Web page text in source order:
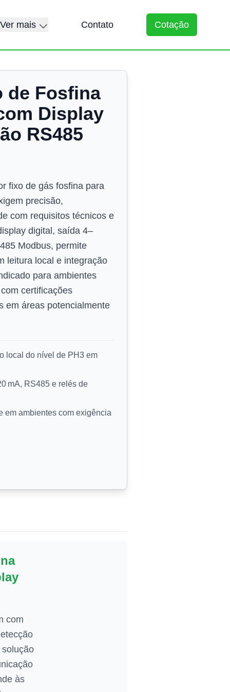
Ver mais Contato Cotação
de Fosfina
Display
RS485
fixo de gás fosfina para
precisão,
com requisitos técnicos e
digital, saída 4–
Modbus, permite
leitura local e integração
para ambientes
certificações
em áreas potencialmente
local do nível de PH3 em
mA, RS485 e relés de
em ambientes com exigência
com
solução
às